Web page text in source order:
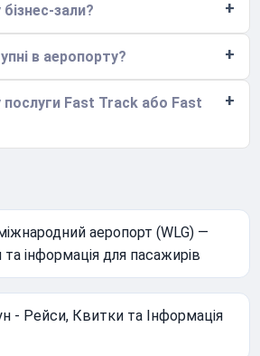
зали?
в аеропорту?
послуги Fast Track або Fast
аеропорт (WLG) —
інформація для пасажирів
- Рейси, Квитки та Інформація